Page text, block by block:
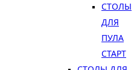
СТОЛЫ
ДЛЯ
ПУЛА
СТАРТ